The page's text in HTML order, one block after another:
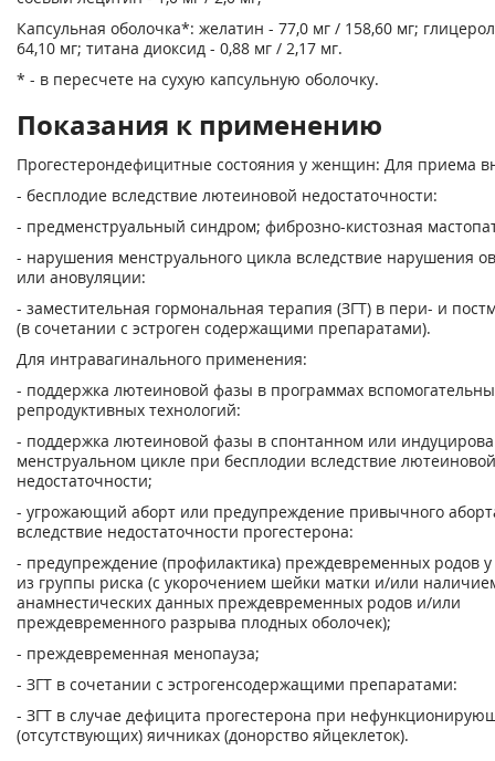
Капсульная оболочка*: желатин - 77,0 мг / 158,60 мг;
64,10 мг; титана диоксид - 0,88 мг / 2,17 мг.
* - в пересчете на сухую капсульную оболочку.
Показания к применению
Прогестерондефицитные состояния у женщин: Для приема
- бесплодие вследствие лютеиновой недостаточности:
- предменструальный синдром; фиброзно-кистозная
- нарушения менструального цикла вследствие нарушения
или ановуляции:
- заместительная гормональная терапия (ЗГТ) в пери- и
(в сочетании с эстроген содержащими препаратами).
Для интравагинального применения:
- поддержка лютеиновой фазы в программах
репродуктивных технологий:
- поддержка лютеиновой фазы в спонтанном или
менструальном цикле при бесплодии вследствие лютеиновой
недостаточности;
- угрожающий аборт или предупреждение привычного
вследствие недостаточности прогестерона:
- предупреждение (профилактика) преждевременных родов
из группы риска (с укорочением шейки матки и/или
анамнестических данных преждевременных родов и/или
преждевременного разрыва плодных оболочек);
- преждевременная менопауза;
- ЗГТ в сочетании с эстрогенсодержащими препаратами:
- ЗГТ в случае дефицита прогестерона при
(отсутствующих) яичниках (донорство яйцеклеток).